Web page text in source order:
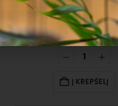
1.15€
Į KREPŠELĮ